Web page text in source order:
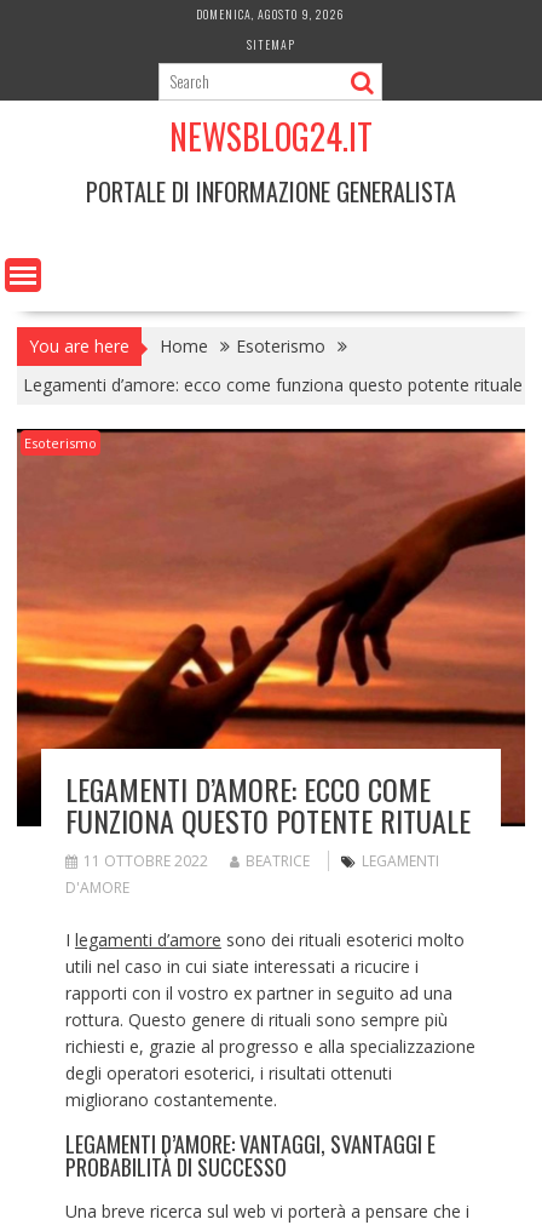
DOMENICA, AGOSTO 9, 2026
SITEMAP
NEWSBLOG24.IT
PORTALE DI INFORMAZIONE GENERALISTA
You are here Home
Esoterismo
Legamenti d’amore: ecco come funziona questo potente rituale
Esoterismo
LEGAMENTI D’AMORE: ECCO COME
FUNZIONA QUESTO POTENTE RITUALE
11 OTTOBRE 2022 BEATRICE
LEGAMENTI
D'AMORE
I legamenti d’amore sono dei rituali esoterici molto
utili nel caso in cui siate interessati a ricucire i
rapporti con il vostro ex partner in seguito ad una
rottura. Questo genere di rituali sono sempre più
richiesti e, grazie al progresso e alla specializzazione
degli operatori esoterici, i risultati ottenuti
migliorano costantemente.
LEGAMENTI D’AMORE: VANTAGGI, SVANTAGGI E
PROBABILITÀ DI SUCCESSO
Una breve ricerca sul web vi porterà a pensare che i